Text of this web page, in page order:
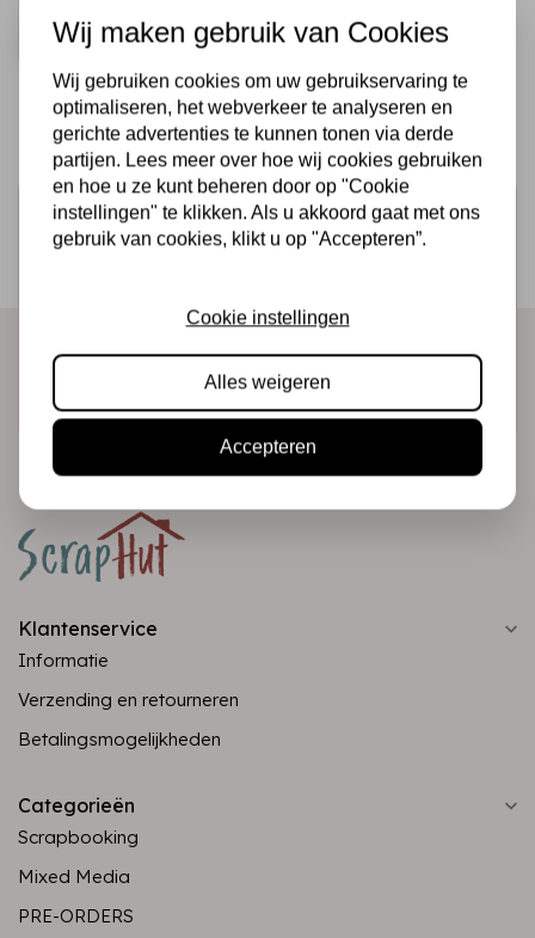
Snel toevoegen
Schrijf je in voor de nieuwsbrief
Ontvang als eerste onze actie en nieuwe producten
Klantenservice
Informatie
Verzending en retourneren
Betalingsmogelijkheden
Categorieën
Scrapbooking
Mixed Media
PRE-ORDERS
Wij maken gebruik van Cookies
Wij gebruiken cookies om uw gebruikservaring te
optimaliseren, het webverkeer te analyseren en
gerichte advertenties te kunnen tonen via derde
partijen. Lees meer over hoe wij cookies gebruiken
en hoe u ze kunt beheren door op "Cookie
instellingen" te klikken. Als u akkoord gaat met ons
gebruik van cookies, klikt u op "Accepteren”.
Cookie instellingen
Alles weigeren
Accepteren